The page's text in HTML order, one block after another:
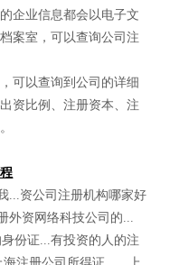
业信息都会以电子文
案室，可以查询公司注
可以查询到公司的详细
资比例、注册资本、注
...资公司注册机构哪家好
外资网络科技公司的...
份证...有投资的人的注